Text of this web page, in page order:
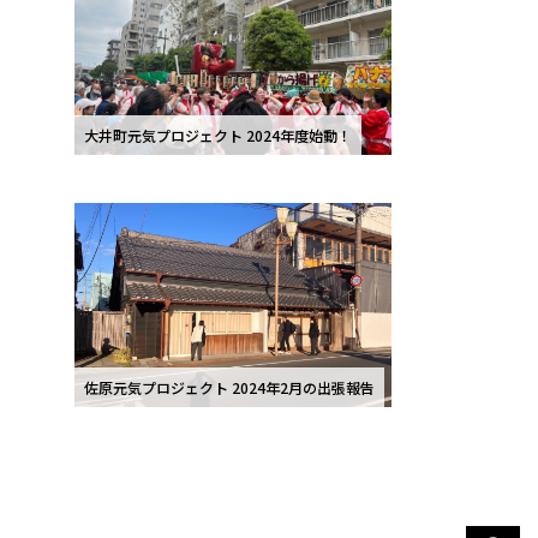
大井町元気プロジェクト 2024年度始動！
佐原元気プロジェクト 2024年2月の出張報告